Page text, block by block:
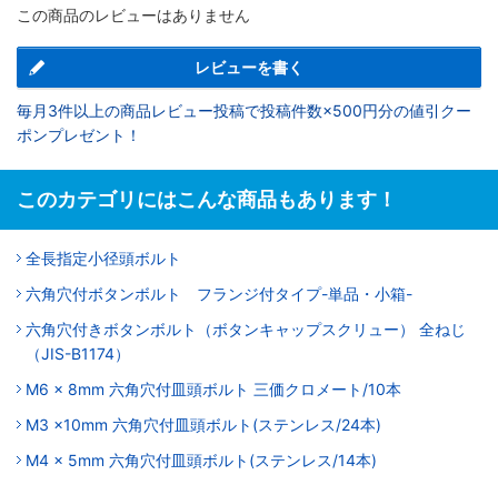
この商品のレビューはありません
レビューを書く
毎月3件以上の商品レビュー投稿で投稿件数×500円分の値引クー
ポンプレゼント！
このカテゴリにはこんな商品もあります！
全長指定小径頭ボルト
六角穴付ボタンボルト フランジ付タイプ-単品・小箱-
六角穴付きボタンボルト（ボタンキャップスクリュー） 全ねじ
（JIS-B1174）
M6 x 8mm 六角穴付皿頭ボルト 三価クロメート/10本
M3 x10mm 六角穴付皿頭ボルト(ステンレス/24本)
M4 x 5mm 六角穴付皿頭ボルト(ステンレス/14本)